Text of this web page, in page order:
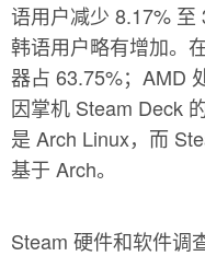
语用户减少 8.17%
韩语用户略有增加。
器占 63.75%；AMD
因掌机 Steam Deck
是 Arch Linux，而
基于 Arch。
Steam 硬件和软件调